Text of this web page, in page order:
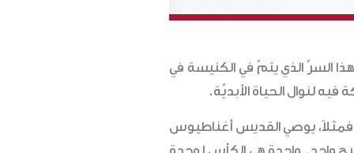
السرّ الذي يتمّ في الكنيسة في
لنوال الحياة الأبديّة.
فمثلاً، يوصي القديس أغناطيوس